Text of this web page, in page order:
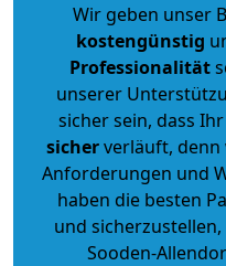
Wir geben unser
kostengünstig
Professionalität
unserer
sicher sein, dass
sicherverläuft, denn
Anforderungen und
haben die besten
und
Sooden-